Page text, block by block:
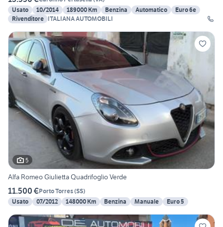
Usato
10/2014 189000 Km Benzina Automatico
Euro 6e
Rivenditore ITALIANA AUTOMOBILI
5
Alfa Romeo Giulietta Quadrifoglio Verde
11.500 €Porto Torres(SS)
Usato
07/2012 148000 Km Benzina Manuale Euro 5